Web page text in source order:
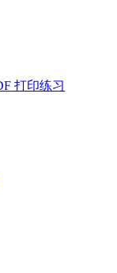
打印练习